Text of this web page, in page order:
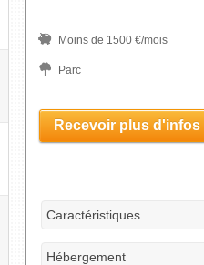
Moins de 1500 €/mois
Parc
Recevoir plus d'infos
Caractéristiques
Hébergement